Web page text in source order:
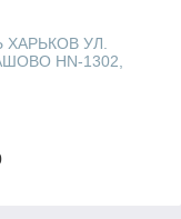
ХАРЬКОВ УЛ.
HN-1302,